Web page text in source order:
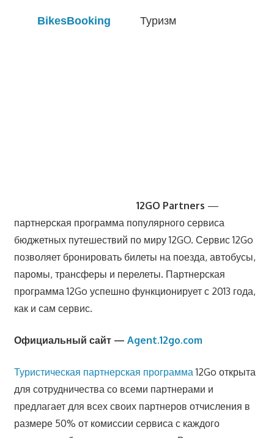
BikesBooking Туризм
12GO Partners —
партнерская программа популярного сервиса
бюджетных путешествий по миру 12GO. Сервис 12Go
позволяет бронировать билеты на поезда, автобусы,
паромы, трансферы и перелеты. Партнерская
программа 12Go успешно функционирует с 2013 года,
как и сам сервис.
Официальный сайт — Agent.12go.com
Туристическая партнерская программа12Go открыта
для сотрудничества со всеми партнерами и
предлагает для всех своих партнеров отчисления в
размере 50% от комиссии сервиса с каждого